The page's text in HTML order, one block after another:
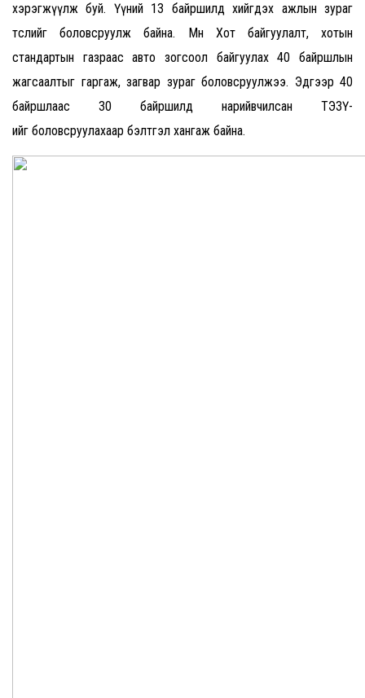
хэрэгжүүлж буй. Үүний 13 байршилд хийгдэх ажлын зураг
төслийг боловсруулж байна. Мөн Хот байгуулалт, хотын
стандартын газраас авто зогсоол байгуулах 40 байршлын
жагсаалтыг гаргаж, загвар зураг боловсруулжээ. Эдгээр 40
байршлаас 30 байршилд нарийвчилсан ТЭЗҮ-
ийг боловсруулахаар бэлтгэл хангаж байна.